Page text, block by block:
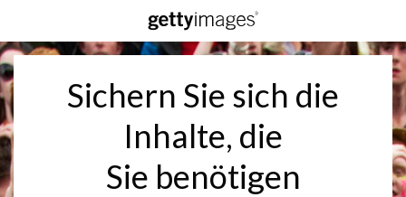
Sichern Sie sich die
Inhalte, die
Sie benötigen